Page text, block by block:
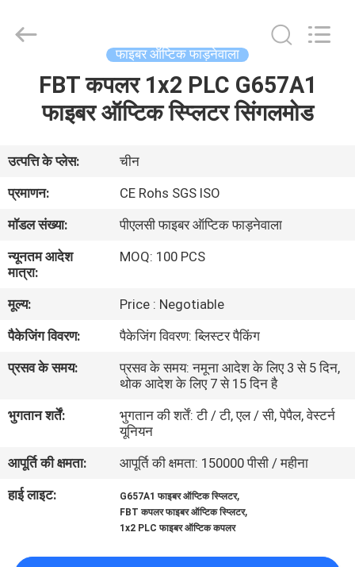
हमारे
बारे
कारखाना
भ्रमण
गुणवत्ता
नियंत्रण
संपर्क
करें
Co.,Ltd..
फाइबर ऑप्टिक फाड़नेवाला
FBT कपलर 1x2 PLC G657A1
फाइबर ऑप्टिक स्प्लिटर सिंगलमोड
उत्पत्ति के प्लेस:
चीन
प्रमाणन:
CE Rohs SGS ISO
मॉडल संख्या:
पीएलसी फाइबर ऑप्टिक फाड़नेवाला
न्यूनतम आदेश
मात्रा:
MOQ: 100 PCS
मूल्य:
Price : Negotiable
पैकेजिंग विवरण:
पैकेजिंग विवरण: ब्लिस्टर पैकिंग
प्रसव के समय:
प्रसव के समय: नमूना आदेश के लिए 3 से 5 दिन,
थोक आदेश के लिए 7 से 15 दिन है
भुगतान शर्तें:
भुगतान की शर्तें: टी / टी, एल / सी, पेपैल, वेस्टर्न
यूनियन
आपूर्ति की क्षमता:
आपूर्ति की क्षमता: 150000 पीसी / महीना
हाई लाइट:
G657A1 फाइबर ऑप्टिक स्प्लिटर,
FBT कपलर फाइबर ऑप्टिक स्प्लिटर,
1x2 PLC फाइबर ऑप्टिक कपलर